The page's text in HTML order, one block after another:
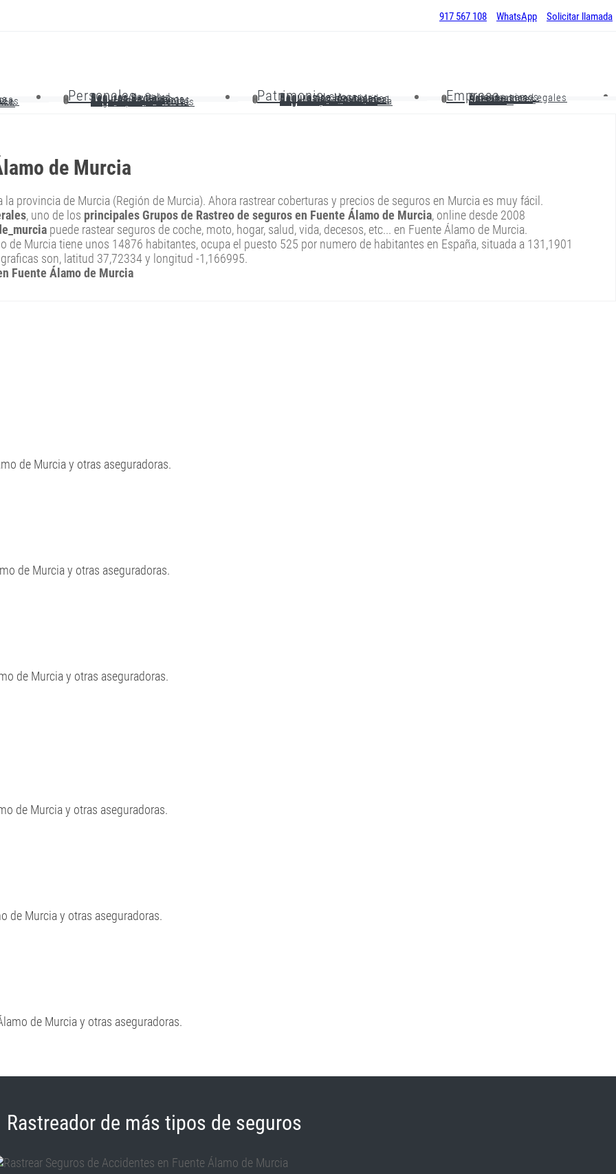
917 567 108 WhatsApp Solicitar llamada
Personales
Seguros de Salud
Seguros Dentales
Seguros de Vida
Seguros de Decesos
Seguro de Accidentes
Seguro de Viaje
Sub. por Baja Laboral
Seguro para Bicicletas Patrimonio
Seguros de Hogar
Seguros de Mascotas
Seguro de Comunidades
Seguro Impago Alquiler
Seguro R.C. Profesional
Seguro de Comercios
Seg. Maquinaria de Obra Empresa
Quienes somos
Advertencias Legales
Aseguradoras
Colaboradores
Noticias
Contactar
de Murcia
la provincia de Murcia (Región de Murcia). Ahora rastrear coberturas y precios de seguros en Murcia es muy fácil.
, uno de los principales Grupos de Rastreo de seguros en Fuente Álamo de Murcia, online desde 2008
puede rastear seguros de coche, moto, hogar, salud, vida, decesos, etc... en Fuente Álamo de Murcia.
de Murcia tiene unos 14876 habitantes, ocupa el puesto 525 por numero de habitantes en España, situada a 131,1901
son, latitud 37,72334 y longitud -1,166995.
Fuente Álamo de Murcia
de Murcia y otras aseguradoras.
de Murcia y otras aseguradoras.
de Murcia y otras aseguradoras.
de Murcia y otras aseguradoras.
de Murcia y otras aseguradoras.
de Murcia y otras aseguradoras.
Rastreador de más tipos de seguros